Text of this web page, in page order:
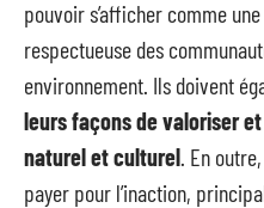
pouvoir s’afficher comme
respectueuse des
environnement. Ils doivent
leurs façons de valoriser
naturel et culturel . En
payer pour l’inaction,